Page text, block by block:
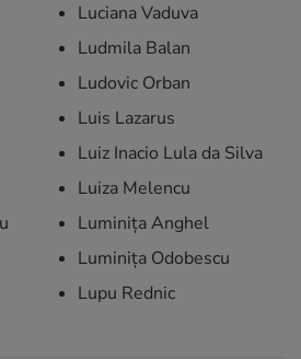
Luciana Vaduva
Ludmila Balan
Ludovic Orban
Luis Lazarus
Luiz Inacio Lula da Silva
Luiza Melencu
Luminița Anghel
Luminiţa Odobescu
Lupu Rednic